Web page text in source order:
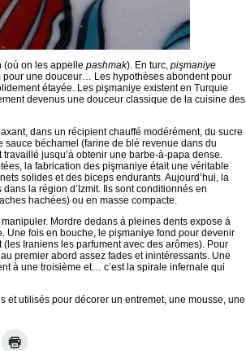
(où on les appelle pashmak). En turc, pişmaniye
une douceur… Les hypothèses abondent pour
étayée. Les pişmaniye existent en Turquie
devenus une douceur classique de la cuisine des
dans un récipient chauffé modérément, du sucre
sauce béchamel (farine de blé revenue dans du
jusqu’à obtenir une barbe-à-papa dense.
la fabrication des pişmaniye était une véritable
solides et des biceps endurants. Aujourd’hui, la
la région d’Izmit. Ils sont conditionnés en
hachées) ou en masse compacte.
Mordre dedans à pleines dents expose à
Une fois en bouche, le pişmaniye fond pour devenir
Iraniens les parfument avec des arômes). Pour
premier abord assez fades et inintéressants. Une
à une troisième et… c’est la spirale infernale qui
et utilisés pour décorer un entremet, une mousse, une